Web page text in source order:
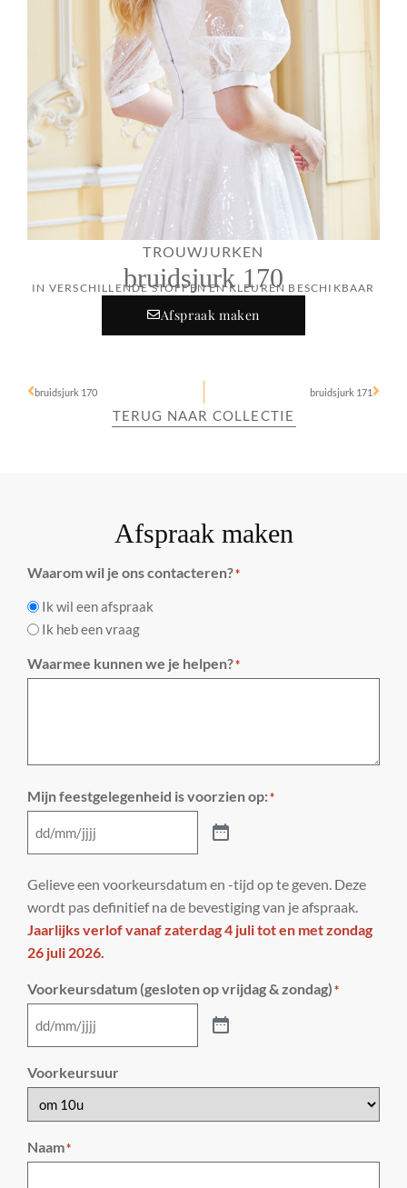
TROUWJURKEN
bruidsjurk 170
IN VERSCHILLENDE STOFFEN EN KLEUREN BESCHIKBAAR
Afspraak maken
bruidsjurk 170 bruidsjurk 171
TERUG NAAR COLLECTIE
Afspraak maken
Waarom wil je ons contacteren?*
Ik wil een afspraak
Ik heb een vraag
Waarmee kunnen we je helpen?*
Mijn feestgelegenheid is voorzien op:*
Gelieve een voorkeursdatum en -tijd op te geven. Deze
wordt pas definitief na de bevestiging van je afspraak.
Jaarlijks verlof vanaf zaterdag 4 juli tot en met zondag
26 juli 2026.
Voorkeursdatum (gesloten op vrijdag & zondag)*
Voorkeursuur
Naam*